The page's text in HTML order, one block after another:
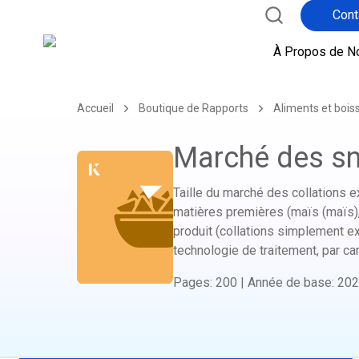
À Propos de
Accueil Boutique de Rapports Aliments et
Marché des
Taille du marché des collations
matières premières (maïs
produit (collations simplement
technologie de traitement, par
Pages: 200 | Année de base: